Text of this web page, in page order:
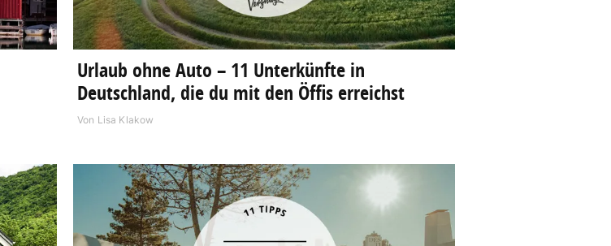
Urlaub ohne Auto – 11 Unterkünfte in
Deutschland, die du mit den Öffis erreichst
Von Lisa Klakow